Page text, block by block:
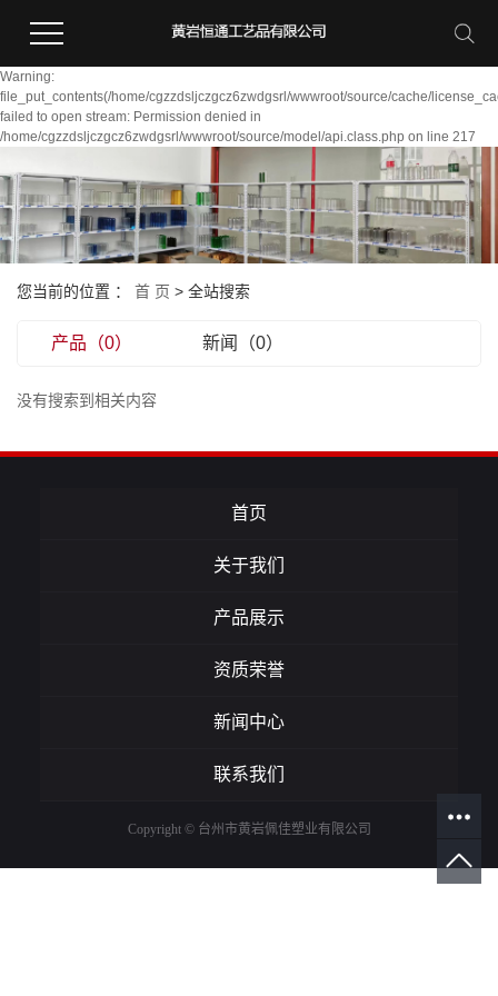
Warning:
file_put_contents(/home/cgzzdsljczgcz6zwdgsrl/wwwroot/source/cache/
failed to open stream: Permission denied in
/home/cgzzdsljczgcz6zwdgsrl/wwwroot/source/model/api.class.php on line 217
您当前的位置 ： 首 页 > 全站搜索
产品（0） 新闻（0）
没有搜索到相关内容
首页
关于我们
产品展示
资质荣誉
新闻中心
联系我们
Copyright © 台州市黄岩佩佳塑业有限公司